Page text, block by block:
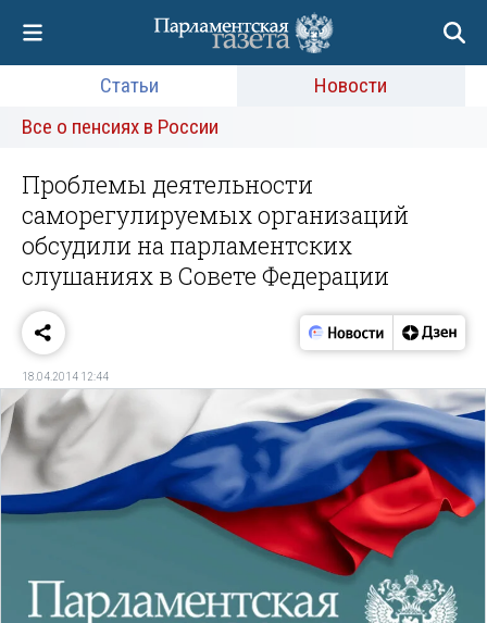
Статьи
Новости
Все о пенсиях в России
Проблемы деятельности
саморегулируемых организаций
обсудили на парламентских
слушаниях в Совете Федерации
18.04.2014 12:44